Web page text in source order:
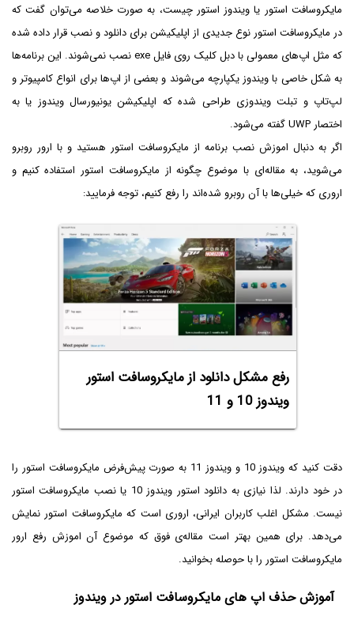
مایکروسافت استور یا ویندوز استور چیست، به صورت خلاصه می‌توان گفت که
در مایکروسافت استور نوع جدیدی از اپلیکیشن برای دانلود و نصب قرار داده شده
که مثل اپ‌های معمولی با دبل کلیک روی فایل exe نصب نمی‌شوند. این برنامه‌ها
به شکل خاصی با ویندوز یکپارچه می‌شوند و بعضی از اپ‌ها برای انواع کامپیوتر و
لپ‌تاپ و تبلت ویندوزی طراحی شده که اپلیکیشن یونیورسال ویندوز یا به
اختصار UWP گفته می‌شود.
اگر به دنبال اموزش نصب برنامه از مایکروسافت استور هستید و با ارور روبرو
می‌شوید، به مقاله‌ای با موضوع چگونه از مایکروسافت استور استفاده کنیم و
اروری که خیلی‌ها با آن روبرو شده‌اند را رفع کنیم، توجه فرمایید:
رفع مشکل دانلود از مایکروسافت استور
ویندوز 10 و 11
دقت کنید که ویندوز 10 و ویندوز 11 به صورت پیش‌فرض مایکروسافت استور را
در خود دارند. لذا نیازی به دانلود استور ویندوز 10 یا نصب مایکروسافت استور
نیست. مشکل اغلب کاربران ایرانی، اروری است که مایکروسافت استور نمایش
می‌دهد. برای همین بهتر است مقاله‌ی فوق که موضوع آن اموزش رفع ارور
مایکروسافت استور را با حوصله بخوانید.
آموزش حذف اپ های مایکروسافت استور در ویندوز